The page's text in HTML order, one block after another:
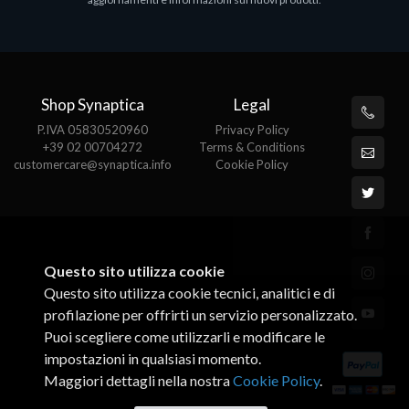
Shop Synaptica
P.IVA 05830520960
+39 02 00704272
customercare@synaptica.info
Legal
Privacy Policy
Terms & Conditions
Cookie Policy
Questo sito utilizza cookie
Questo sito utilizza cookie tecnici, analitici e di
profilazione per offrirti un servizio personalizzato.
Puoi scegliere come utilizzarli e modificare le
impostazioni in qualsiasi momento.
Maggiori dettagli nella nostraCookie Policy.